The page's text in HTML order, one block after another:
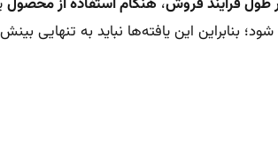
این یافته‌ها نباید به تنهایی